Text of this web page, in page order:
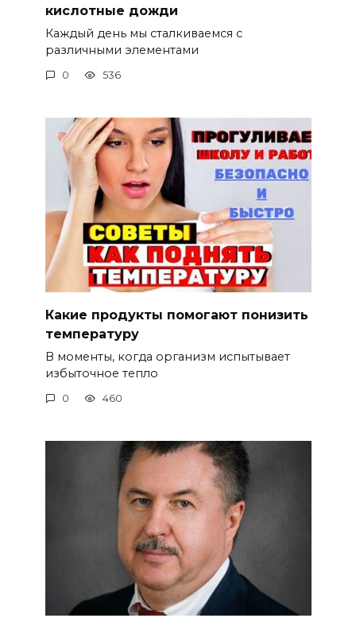
кислотные дожди
Каждый день мы сталкиваемся с
различными элементами
0 536
Какие продукты помогают понизить
температуру
В моменты, когда организм испытывает
избыточное тепло
0 460